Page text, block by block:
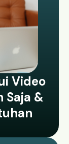
Video
Saja &